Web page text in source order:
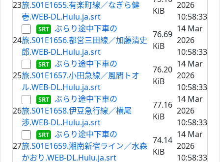
23旅.S01E1655.有楽町線／なぎら健
壱.WEB-DL.Hulu.ja.srt
KiB
2026
10:58:33
24
ぶらり途中下車の
旅.S01E1656.都営三田線／加藤清史
郎.WEB-DL.Hulu.ja.srt
76.69
KiB
14 Mar
2026
10:58:33
25
ぶらり途中下車の
旅.S01E1657.小田急線／風間トオ
ル.WEB-DL.Hulu.ja.srt
76.20
KiB
14 Mar
2026
10:58:33
26
ぶらり途中下車の
旅.S01E1658.伊豆急行線／横尾
渉.WEB-DL.Hulu.ja.srt
77.16
KiB
14 Mar
2026
10:58:33
27
ぶらり途中下車の
旅.S01E1659.湘南新宿ライン／水森
かおり.WEB-DL.Hulu.ja.srt
74.14
KiB
14 Mar
2026
10:58:33